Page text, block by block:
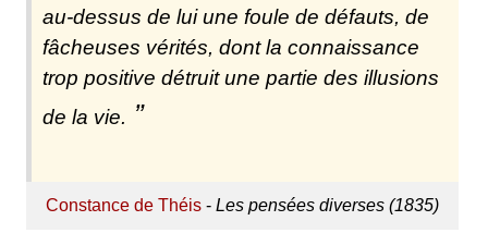
au-dessus de lui une foule de défauts, de
fâcheuses vérités, dont la connaissance
trop positive détruit une partie des illusions
de la vie.
Constance de Théis- Les pensées diverses (1835)